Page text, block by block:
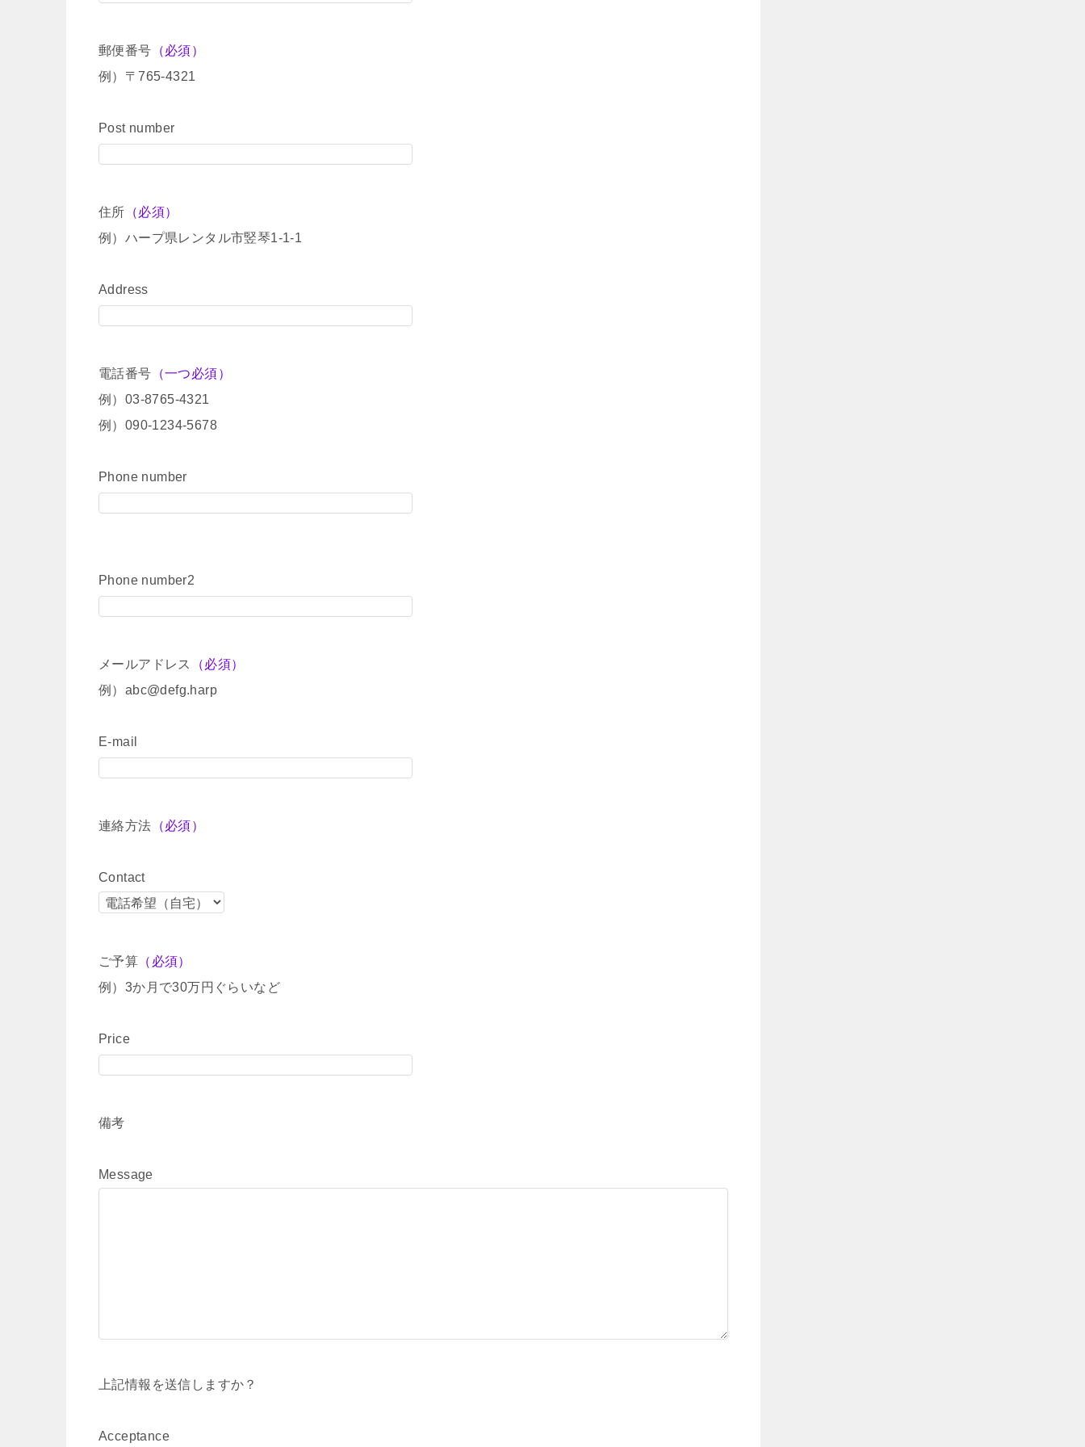
郵便番号 （必須）
例）〒765-4321
Post number
住所 （必須）
例）ハープ県レンタル市竪琴1-1-1
Address
電話番号 （一つ必須）
例）03-8765-4321
例）090-1234-5678
Phone number
Phone number2
メールアドレス
（必須）
例）abc@defg.harp
E-mail
連絡方法 （必須）
Contact
ご予算 （必須）
例）3か月で30万円ぐらいなど
Price
備考
Message
上記情報を送信しますか？
Acceptance